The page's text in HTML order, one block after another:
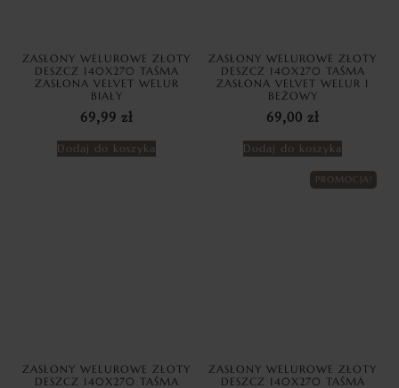
ZASŁONY WELUROWE ZŁOTY
DESZCZ 140X270 TAŚMA
ZASŁONA VELVET WELUR
BIAŁY
69,99 zł
Dodaj do koszyka
ZASŁONY WELUROWE ZŁOTY
DESZCZ 140X270 TAŚMA
ZASŁONA VELVET WELUR I
BEŻOWY
69,00 zł
Dodaj do koszyka
ZASŁONY WELUROWE ZŁOTY
DESZCZ 140X270 TAŚMA
PROMOCJA!
ZASŁONY WELUROWE ZŁOTY
DESZCZ 140X270 TAŚMA